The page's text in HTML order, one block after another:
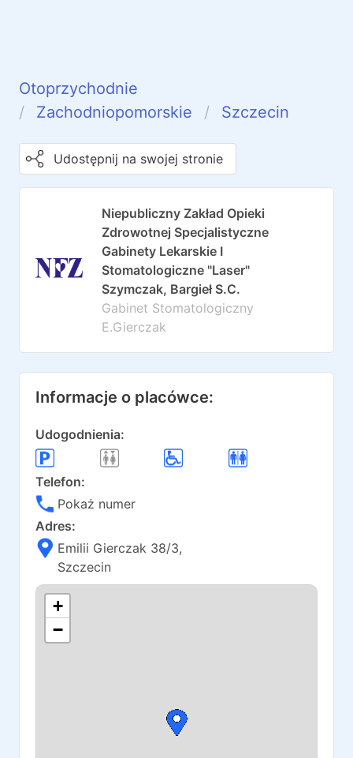
Otoprzychodnie
Zachodniopomorskie
Szczecin
Udostępnij na swojej stronie
Niepubliczny Zakład Opieki
Zdrowotnej Specjalistyczne
Gabinety Lekarskie I
Stomatologiczne "Laser"
Szymczak, Bargieł S.C.
Gabinet Stomatologiczny
E.Gierczak
Informacje o placówce:
Udogodnienia:
Telefon:
Pokaż numer
Adres:
Emilii Gierczak 38/3,
Szczecin
+
−